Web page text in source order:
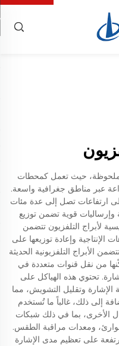
ملحوظة، حيث تعمل كمحطات
عبر مناطق جغرافية واسعة.
ارتفاعات تصل إلى عدة مئات
قوية تضمن توزيع
لأبراج التلفزيون تتضمن
الإنتاجية وإعادة توزيعها على
الأبراج التلفزيونية الحديثة
من نقل قنوات متعددة في
تحتوي هذه الهياكل على
وتقليل التشويش، مما
إلى ذلك، غالباً ما تُستخدم
الأخرى، بما في ذلك شبكات
ومعدات مراقبة الطقس.
على تعظيم مدى الإشارة